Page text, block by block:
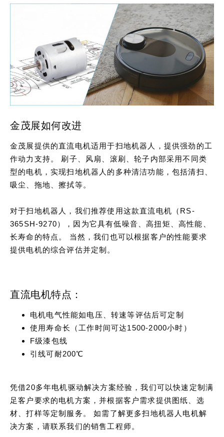
金茂展如何改进
金茂展提供的直流电机适用于扫地机器人，提供强劲的工
作动力支持。 刷子、风扇、滚刷、轮子内部采用不同类
型的电机，实现扫地机器人的多种清洁功能，包括清扫、
吸尘、拖地、擦拭等。
对于扫地机器人，我们推荐使用这款直流电机（RS-
365SH-9270），因为它具有低噪音、高扭矩、高性能、
长寿命的特点。 当然，我们也可以根据客户的性能要求
提供电机的综合评估并定制。
直流电机特点：
电机电气性能如电压、转速等评估后可定制
使用寿命长（工作时间可达1500-2000小时）
F级漆包线
引线可耐200℃
凭借20多年电机驱动解决方案经验，我们可以快速定制满
足客户要求的电机方案，并根据客户需求提供图纸、选
材、打样等定制服务。 如需了解更多扫地机器人电机解
决方案，请联系我们的销售工程师。